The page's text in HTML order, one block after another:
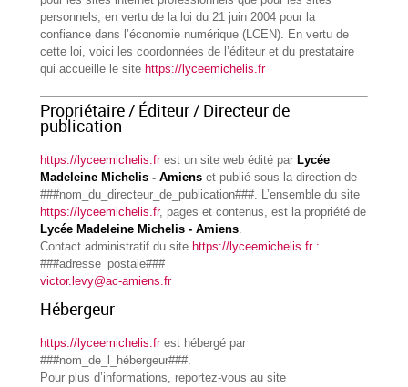
personnels, en vertu de la loi du 21 juin 2004 pour la
confiance dans l’économie numérique (LCEN). En vertu de
cette loi, voici les coordonnées de l’éditeur et du prestataire
qui accueille le site https://lyceemichelis.fr
Propriétaire / Éditeur / Directeur de
publication
https://lyceemichelis.frest un site web édité par Lycée
Madeleine Michelis - Amiens et publié sous la direction de
###nom_du_directeur_de_publication###. L’ensemble du site
https://lyceemichelis.fr, pages et contenus, est la propriété de
Lycée Madeleine Michelis - Amiens.
Contact administratif du site https://lyceemichelis.fr :
###adresse_postale###
victor.levy@ac-amiens.fr
Hébergeur
https://lyceemichelis.frest hébergé par
###nom_de_l_hébergeur###.
Pour plus d’informations, reportez-vous au site